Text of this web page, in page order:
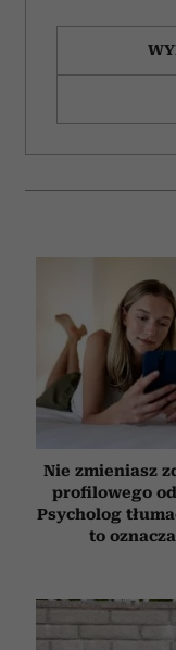
korzystania z ich
Nie zmieniasz
profilowego
Psycholog
to oznacza